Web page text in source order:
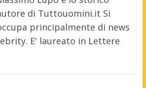
di Tuttouomini.it Si
principalmente di news
E' laureato in Lettere